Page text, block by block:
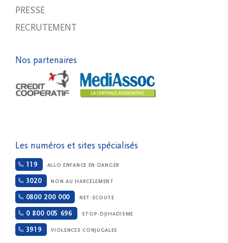
PRESSE
RECRUTEMENT
Nos partenaires
Les numéros et sites spécialisés
119 ALLO ENFANCE EN DANGER
3020 NON AU HARCÈLEMENT
0800 200 000 NET-ECOUTE
0 800 005 696 STOP-DJIHADISME
3919 VIOLENCES CONJUGALES